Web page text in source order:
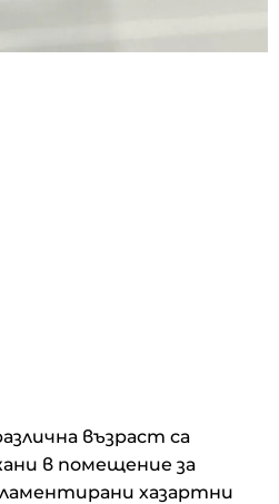
възраст са
в помещение за
хазартни